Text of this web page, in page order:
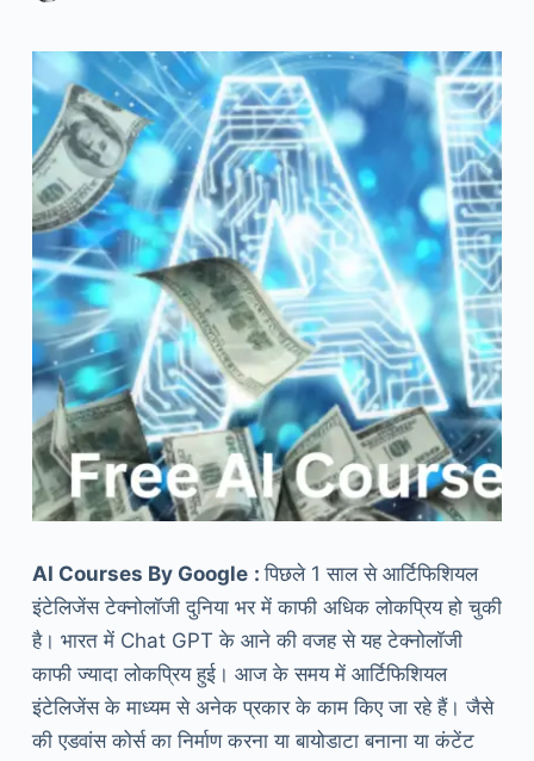
AI Courses By Google :पिछले 1 साल से आर्टिफिशियल
इंटेलिजेंस टेक्नोलॉजी दुनिया भर में काफी अधिक लोकप्रिय हो चुकी
है। भारत में Chat GPT के आने की वजह से यह टेक्नोलॉजी
काफी ज्यादा लोकप्रिय हुई। आज के समय में आर्टिफिशियल
इंटेलिजेंस के माध्यम से अनेक प्रकार के काम किए जा रहे हैं। जैसे
की एडवांस कोर्स का निर्माण करना या बायोडाटा बनाना या कंटेंट